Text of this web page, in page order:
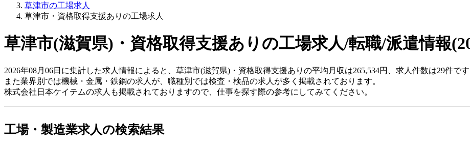
草津市の工場求人
草津市・資格取得支援ありの工場求人
草津市(滋賀県)・資格取得支援ありの工場求人/転職/派遣情報
2026年08月06日に集計した求人情報によると、草津市(滋賀県)・資格取得支援ありの平均月収は265,534円、求人件数は29件です
また業界別では機械・金属・鉄鋼の求人が、職種別では検査・検品の求人が多く掲載されております。
株式会社日本ケイテムの求人も掲載されておりますので、仕事を探す際の参考にしてみてください。
工場・製造業求人の検索結果